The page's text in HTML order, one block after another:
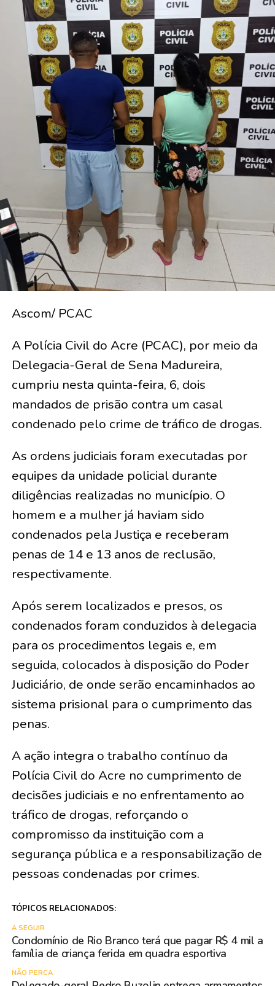
Ascom/ PCAC
A Polícia Civil do Acre (PCAC), por meio da
Delegacia-Geral de Sena Madureira,
cumpriu nesta quinta-feira, 6, dois
mandados de prisão contra um casal
condenado pelo crime de tráfico de drogas.
As ordens judiciais foram executadas por
equipes da unidade policial durante
diligências realizadas no município. O
homem e a mulher já haviam sido
condenados pela Justiça e receberam
penas de 14 e 13 anos de reclusão,
respectivamente.
Após serem localizados e presos, os
condenados foram conduzidos à delegacia
para os procedimentos legais e, em
seguida, colocados à disposição do Poder
Judiciário, de onde serão encaminhados ao
sistema prisional para o cumprimento das
penas.
A ação integra o trabalho contínuo da
Polícia Civil do Acre no cumprimento de
decisões judiciais e no enfrentamento ao
tráfico de drogas, reforçando o
compromisso da instituição com a
segurança pública e a responsabilização de
pessoas condenadas por crimes.
TÓPICOS RELACIONADOS:
A SEGUIR
Condomínio de Rio Branco terá que pagar R$ 4 mil a
família de criança ferida em quadra esportiva
NÃO PERCA